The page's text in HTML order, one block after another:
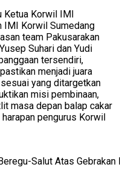
Korwil IMI
IMI Korwil Sumedang
team Pakusarakan
Suhari dan Yudi
tersendiri,
menjadi juara
yang ditargetkan
misi pembinaan,
masa depan balap cakar
pengurus Korwil
Salut Atas